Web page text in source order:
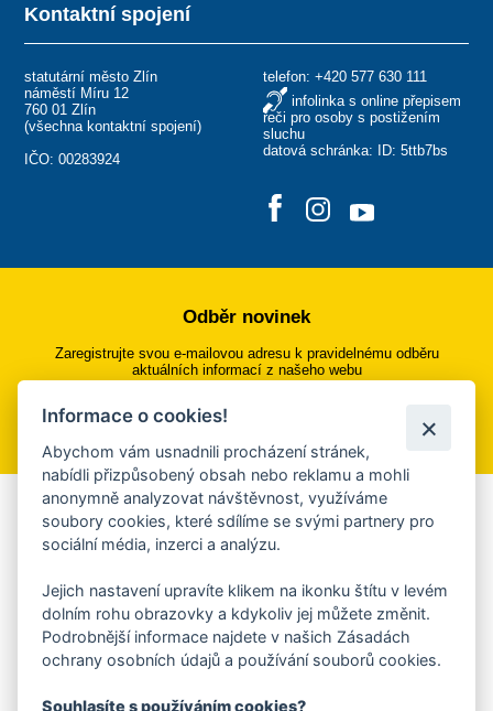
Kontaktní spojení
statutární město Zlín
náměstí Míru 12
760 01 Zlín
(všechna kontaktní spojení)
IČO: 00283924
telefon: +420 577 630 111
infolinka s online přepisem
řeči pro osoby s postižením
sluchu
datová schránka: ID: 5ttb7bs
Odběr novinek
Zaregistrujte svou e-mailovou adresu k pravidelnému odběru
aktuálních informací z našeho webu
Přihlásit se k odběru
Aplikace Mobilní rozhlas
Chcete dostávat do svého mobilu či mailu upozornění na
ankety, pozvánky na kulturní a sportovní akce?
Více informací o aplikaci
Informace o cookies!
Abychom vám usnadnili procházení stránek,
nabídli přizpůsobený obsah nebo reklamu a mohli
anonymně analyzovat návštěvnost, využíváme
soubory cookies, které sdílíme se svými partnery pro
sociální média, inzerci a analýzu.
Jejich nastavení upravíte klikem na ikonku štítu v levém
dolním rohu obrazovky a kdykoliv jej můžete změnit.
Podrobnější informace najdete v našich Zásadách
ochrany osobních údajů a používání souborů cookies.
Souhlasíte s používáním cookies?